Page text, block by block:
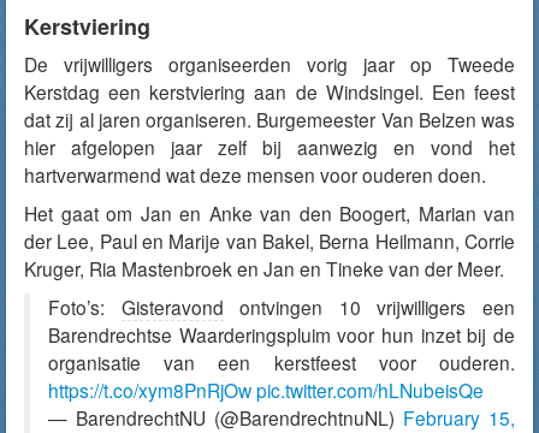
Kerstviering
De vrijwilligers organiseerden vorig jaar op Tweede
Kerstdag een kerstviering aan de Windsingel. Een feest
dat zij al jaren organiseren. Burgemeester Van Belzen was
hier afgelopen jaar zelf bij aanwezig en vond het
hartverwarmend wat deze mensen voor ouderen doen.
Het gaat om Jan en Anke van den Boogert, Marian van
der Lee, Paul en Marije van Bakel, Berna Heilmann, Corrie
Kruger, Ria Mastenbroek en Jan en Tineke van der Meer.
Foto’s: Gisteravond ontvingen 10 vrijwilligers een
Barendrechtse Waarderingspluim voor hun inzet bij de
organisatie van een kerstfeest voor ouderen.
https://t.co/xym8PnRjOwpic.twitter.com/hLNubeisQe
— BarendrechtNU (@BarendrechtnuNL) February 15,